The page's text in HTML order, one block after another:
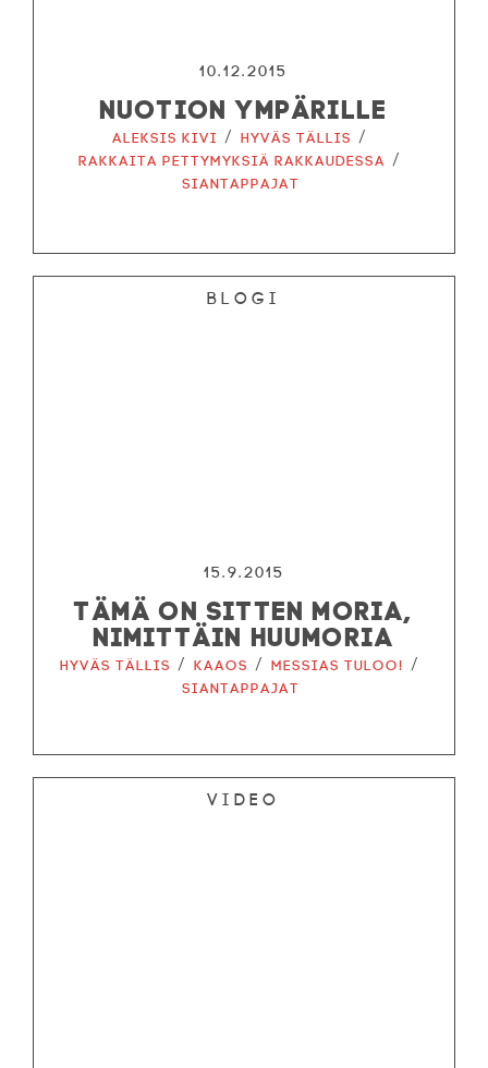
10.12.2015
NUOTION YMPÄRILLE
Aleksis Kivi /Hyväs tällis /
Rakkaita pettymyksiä rakkaudessa /
Siantappajat
Blogi
15.9.2015
TÄMÄ ON SITTEN MORIA,
NIMITTÄIN HUUMORIA
Hyväs tällis /Kaaos /Messias tuloo! /
Siantappajat
Video